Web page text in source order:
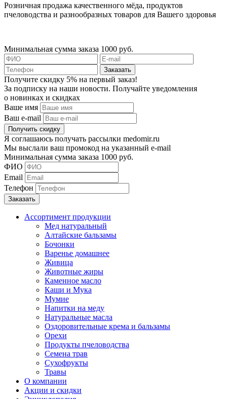
Розничная продажа качественного мёда, продуктов
пчеловодства и разнообразных товаров для Вашего здоровья
Минимальная сумма заказа 1000 руб.
Получите скидку 5% на первый заказ!
За подписку на наши новости. Получайте уведомления
о новинках и скидках
Ваше имя
Ваш e-mail
Я соглашаюсь получать рассылки medomir.ru
Мы выслали ваш промокод на указанный e-mail
Минимальная сумма заказа 1000 руб.
ФИО
Email
Телефон
Ассортимент продукции
Мед натуральный
Алтайские бальзамы
Бочонки
Варенье домашнее
Живица
Животные жиры
Каменное масло
Каши и Мука
Мумие
Напитки на меду
Натуральные масла
Оздоровительные крема и бальзамы
Орехи
Продукты пчеловодства
Семена трав
Сухофрукты
Травы
О компании
Акции и скидки